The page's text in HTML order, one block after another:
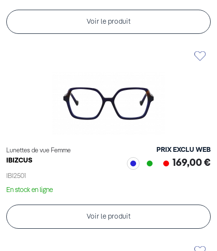
Voir le produit
Lunettes de vue Femme
IBIZCUS
IBI2501
PRIX EXCLU WEB
169,00 €
En stock en ligne
Voir le produit